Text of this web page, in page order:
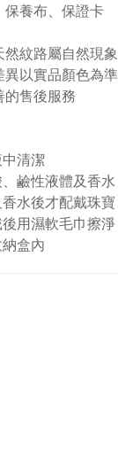
保養布、保證卡
然紋路屬自然現象
異以實品顏色為準
的售後服務
清潔
鹼性液體及香水
水後才配戴珠寶
用濕軟毛巾擦淨
盒內